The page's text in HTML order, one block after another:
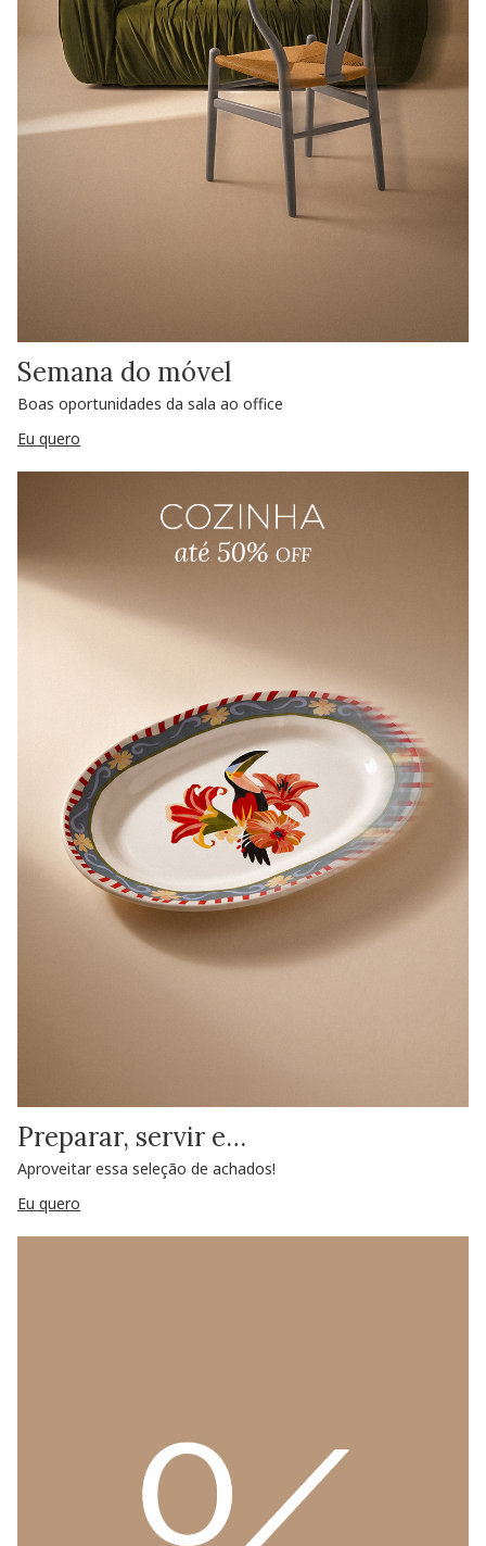
Semana do móvel
Boas oportunidades da sala ao office
Eu quero
Preparar, servir e…
Aproveitar essa seleção de achados!
Eu quero